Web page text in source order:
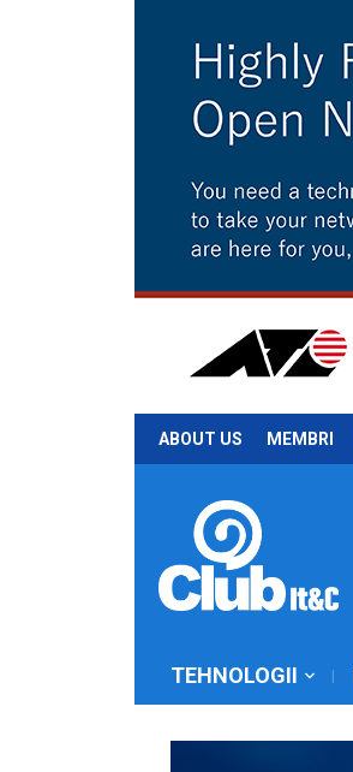
ABOUT US MEMBRI
TEHNOLOGII